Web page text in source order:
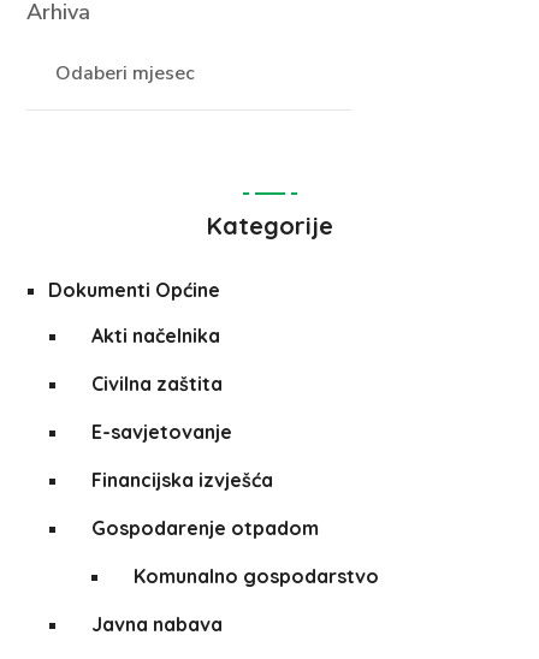
Arhiva
Kategorije
Dokumenti Općine
Akti načelnika
Civilna zaštita
E-savjetovanje
Financijska izvješća
Gospodarenje otpadom
Komunalno gospodarstvo
Javna nabava